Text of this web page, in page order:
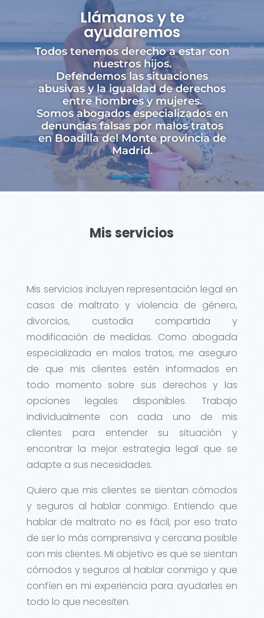
Llámanos y te
ayudaremos
Todos tenemos derecho a estar con
nuestros hijos.
Defendemos las situaciones
abusivas y la igualdad de derechos
entre hombres y mujeres.
Somos abogados especializados en
denuncias falsas por malos tratos
en Boadilla del Monte provincia de
Madrid.
Mis servicios
Mis servicios incluyen representación legal en
casos de maltrato y violencia de género,
divorcios, custodia compartida y
modificación de medidas. Como abogada
especializada en malos tratos, me aseguro
de que mis clientes estén informados en
todo momento sobre sus derechos y las
opciones legales disponibles. Trabajo
individualmente con cada uno de mis
clientes para entender su situación y
encontrar la mejor estrategia legal que se
adapte a sus necesidades.
Quiero que mis clientes se sientan cómodos
y seguros al hablar conmigo. Entiendo que
hablar de maltrato no es fácil, por eso trato
de ser lo más comprensiva y cercana posible
con mis clientes. Mi objetivo es que se sientan
cómodos y seguros al hablar conmigo y que
confíen en mi experiencia para ayudarles en
todo lo que necesiten.